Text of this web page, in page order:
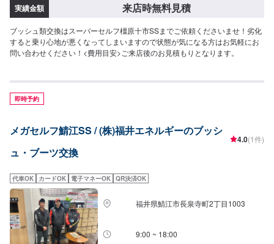
実績金額 来店時無料見積
ブッシュ類交換はスーパーセルフ橿原十市SSまでご依頼くださいませ！劣化
すると乗り心地が悪くなってしまいますので状態が気になる方はお気軽にお
問い合わせください！<費用目安>ご来店後のお見積もりとなります。
即時予約
メガセルフ鯖江SS / (株)福井エネルギーのブッシ
ュ・ブーツ交換
4.0(1件)
代車OK カードOK 電子マネーOK QR決済OK
福井県鯖江市長泉寺町2丁目1003
9:00 ~ 18:00